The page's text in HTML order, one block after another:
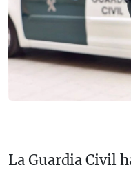
La Guardia Civil